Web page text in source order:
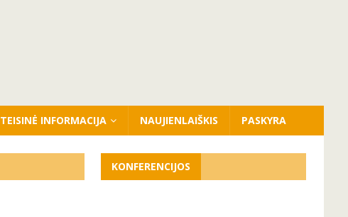
TEISINĖ INFORMACIJA NAUJIENLAIŠKIS PASKYRA
KONFERENCIJOS